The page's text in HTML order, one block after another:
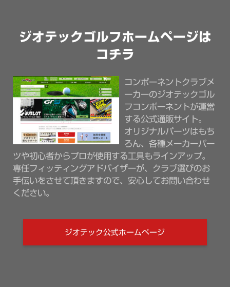
ジオテックゴルフホームページは
コチラ
コンポーネントクラブメ
ーカーのジオテックゴル
フコンポーネントが運営
する公式通販サイト。
オリジナルパーツはもち
ろん、各種メーカーパー
ツや初心者からプロが使用する工具もラインアップ。
専任フィッティングアドバイザーが、クラブ選びのお
手伝いをさせて頂きますので、安心してお問い合わせ
ください。
ジオテック公式ホームページ